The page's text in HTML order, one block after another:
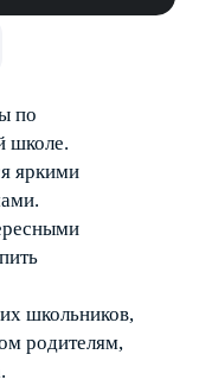
по
школе.
яркими
школьников,
родителям,